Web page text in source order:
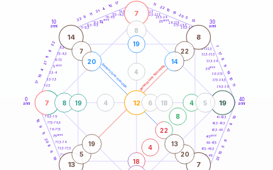
generazione maschile generazione femminile
0
anni
10
anni
30
anni
40
anni
1-2,5
2,5-3,5
3,5-4
6-7,5
7,5-8,5
8,5-9
11-12,5
12,5-13,5
13,5-14
16-17,5
17,5-18,5
18,5-19
21-22,5
22,5-23,5
23,5-24
26-27,5
27,5-28,5
28,5-29
31-32,5
32,5-33,5
33,5-34
36-37,5
37,5-38,5
38,5-39
41-42,5
42,5-43,5
43,5-44
46-47,5
47,5-48,5
48,5-49
71-72,5
72,5-73,5
73,5-74
76-77,5
77,5-78,5
78,5-79
17
10
4
21
11
8
22
22 8
11
21
4
10
17 11
22 10
15
20 5
13
7
17
8
9
19
10
11
10
9
17
8
5
15
22
19
6
8
20
11
9
16
7
7
19
12
14 8
13 7
18
4
22
8
4
8
8
5
19
19
6 18
4
4
7
20
22
14
5
19
20
13
5anni
15 anni 25anni
35anni
45anni
75anni